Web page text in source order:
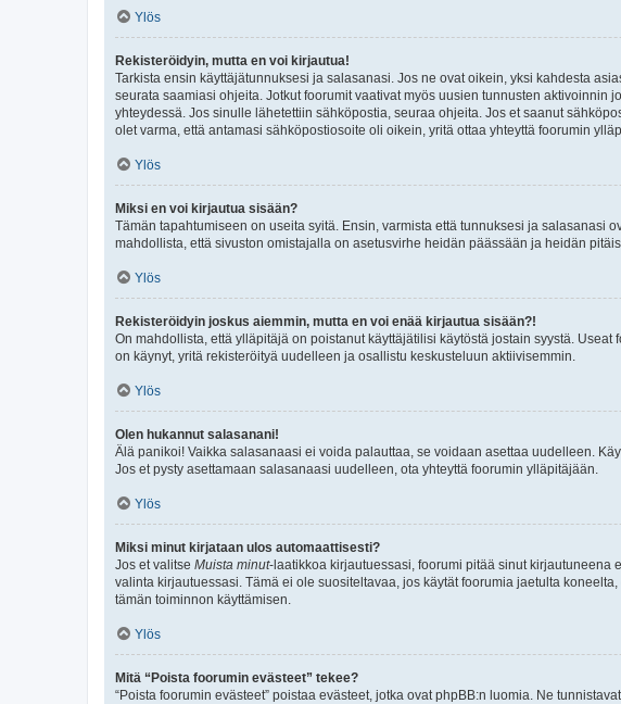
Ylös
Rekisteröidyin, mutta en voi kirjautua!
Tarkista ensin käyttäjätunnuksesi ja salasanasi. Jos ne ovat oikein, yksi kahdesta
seurata saamiasi ohjeita. Jotkut foorumit vaativat myös uusien tunnusten
yhteydessä. Jos sinulle lähetettiin sähköpostia, seuraa ohjeita. Jos et saanut
olet varma, että antamasi sähköpostiosoite oli oikein, yritä ottaa yhteyttä foorumin
Ylös
Miksi en voi kirjautua sisään?
Tämän tapahtumiseen on useita syitä. Ensin, varmista että tunnuksesi ja salasanasi
mahdollista, että sivuston omistajalla on asetusvirhe heidän päässään ja heidän
Ylös
Rekisteröidyin joskus aiemmin, mutta en voi enää kirjautua sisään?!
On mahdollista, että ylläpitäjä on poistanut käyttäjätilisi käytöstä jostain syystä.
on käynyt, yritä rekisteröityä uudelleen ja osallistu keskusteluun aktiivisemmin.
Ylös
Olen hukannut salasanani!
Älä panikoi! Vaikka salasanaasi ei voida palauttaa, se voidaan asettaa uudelleen.
Jos et pysty asettamaan salasanaasi uudelleen, ota yhteyttä foorumin ylläpitäjään.
Ylös
Miksi minut kirjataan ulos automaattisesti?
Jos et valitse Muista minut-laatikkoa kirjautuessasi, foorumi pitää sinut kirjautuneena
valinta kirjautuessasi. Tämä ei ole suositeltavaa, jos käytät foorumia jaetulta
tämän toiminnon käyttämisen.
Ylös
Mitä “Poista foorumin evästeet” tekee?
“Poista foorumin evästeet” poistaa evästeet, jotka ovat phpBB:n luomia. Ne